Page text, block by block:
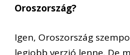
Oroszország?
Igen, Oroszország